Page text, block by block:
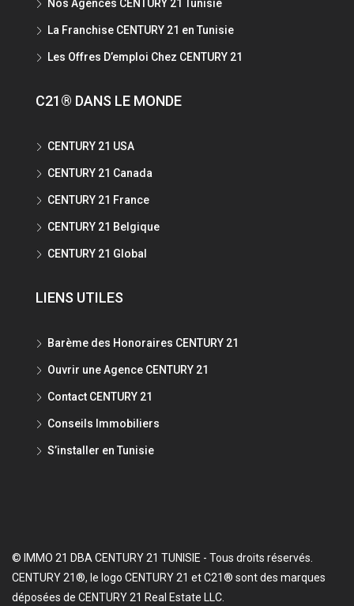
Nos Agences CENTURY 21 Tunisie
La Franchise CENTURY 21 en Tunisie
Les Offres D’emploi Chez CENTURY 21
C21® DANS LE MONDE
CENTURY 21 USA
CENTURY 21 Canada
CENTURY 21 France
CENTURY 21 Belgique
CENTURY 21 Global
LIENS UTILES
Barème des Honoraires CENTURY 21
Ouvrir une Agence CENTURY 21
Contact CENTURY 21
Conseils Immobiliers
S’installer en Tunisie
© IMMO 21 DBA CENTURY 21 TUNISIE - Tous droits réservés.
CENTURY 21®, le logo CENTURY 21 et C21® sont des marques
déposées de CENTURY 21 Real Estate LLC.